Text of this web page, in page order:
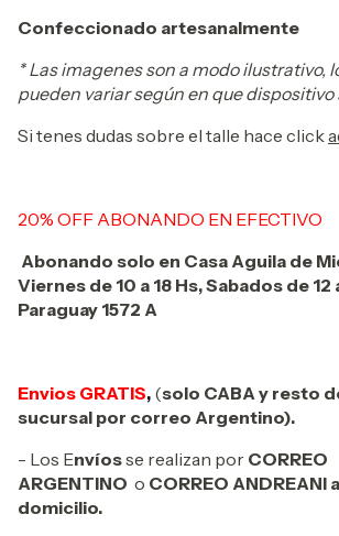
Confeccionado artesanalmente
* Las imagenes son a modo ilustrativo,
pueden variar según en que dispositivo
Si tenes dudas sobre el talle hace click
20% OFF ABONANDO EN EFECTIVO
Abonando solo en Casa Aguila de
Viernes de 10 a 18 Hs, Sabados de 12
Paraguay 1572 A
Envios GRATIS, (solo CABA y resto
sucursal por correo Argentino).
- Los Envíosse realizan por CORREO
ARGENTINO o CORREO ANDREANI
domicilio.